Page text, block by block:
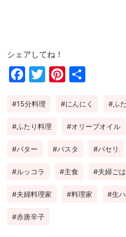
シェアしてね！
Fac
ok
Twi
Pin
est
15分料理 にんにく ふ
ふたり料理 オリーブオイル
バター パスタ パセリ
ルッコラ 主食 夫婦ご
夫婦料理家 料理家 生
赤唐辛子